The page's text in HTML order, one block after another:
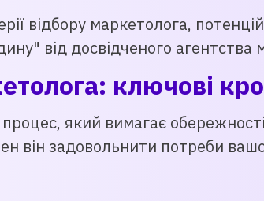
відбору маркетолога,
від досвідченого
ключові
який вимагає
він задовольнити потреби